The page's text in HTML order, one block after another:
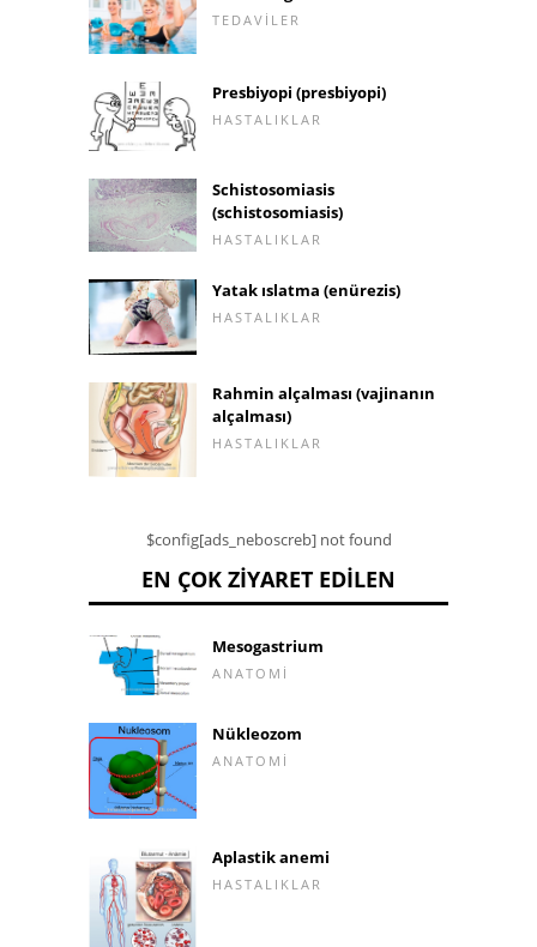
TEDAVILER
Presbiyopi (presbiyopi)
HASTALIKLAR
Schistosomiasis
(schistosomiasis)
HASTALIKLAR
Yatak ıslatma (enürezis)
HASTALIKLAR
Rahmin alçalması (vajinanın
alçalması)
HASTALIKLAR
$config[ads_neboscreb] not found
EN ÇOK ZIYARET EDILEN
Mesogastrium
ANATOMI
Nükleozom
ANATOMI
Aplastik anemi
HASTALIKLAR